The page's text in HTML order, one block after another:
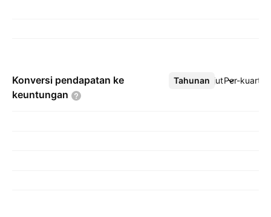
Konversi pendapatan ke
keuntungan
Tahunan Per-kuartal
Lebih lanjut